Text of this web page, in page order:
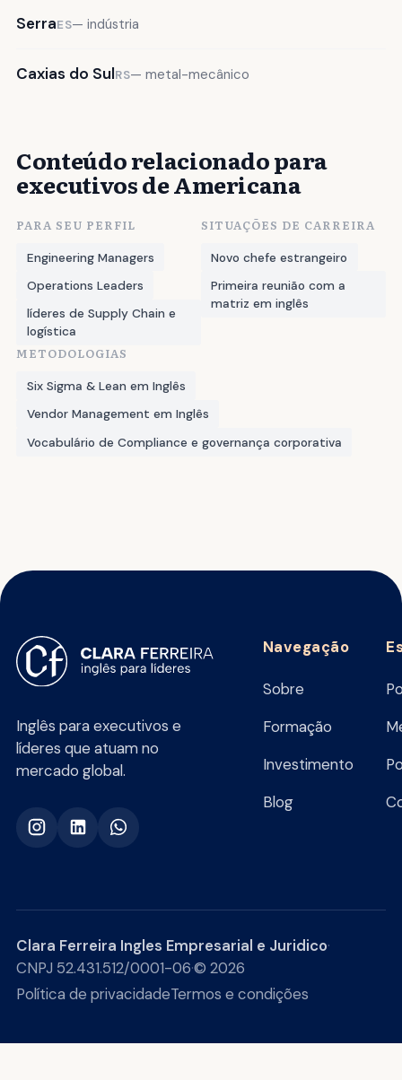
SerraES— indústria
Caxias do SulRS— metal-mecânico
Conteúdo relacionado para
executivos de Americana
PARA SEU PERFIL
Engineering Managers
Operations Leaders
líderes de Supply Chain e
logística
SITUAÇÕES DE CARREIRA
Novo chefe estrangeiro
Primeira reunião com a
matriz em inglês
METODOLOGIAS
Six Sigma & Lean em Inglês
Vendor Management em Inglês
Vocabulário de Compliance e governança corporativa
Inglês para executivos e
líderes que atuam no
mercado global.
Navegação
Sobre
Formação
Investimento
Blog
Clara Ferreira Ingles Empresarial e Juridico·
CNPJ 52.431.512/0001-06·© 2026
Política de privacidadeTermos e condições